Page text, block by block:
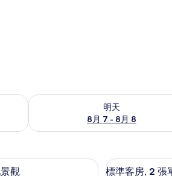
明天
8月 7 - 8月 8
查看明天 (8月 7 - 8月 8) 的供應情
Comfort 床墊、迷你吧、客房內保險箱、書桌
觀
顯4
標準客房, 2 張